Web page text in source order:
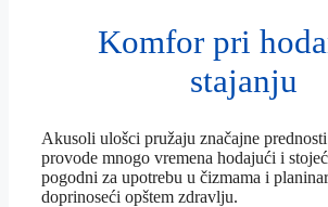
Komfor pri
stajanju
Akusoli ulošci pružaju značajne
provode mnogo vremena hodajući i
pogodni za upotrebu u čizmama i
doprinoseći opštem zdravlju.